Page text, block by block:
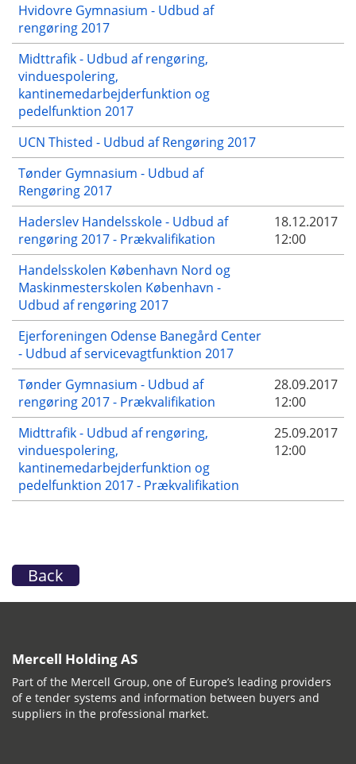
Hvidovre Gymnasium - Udbud af
rengøring 2017
Midttrafik - Udbud af rengøring,
vinduespolering,
kantinemedarbejderfunktion og
pedelfunktion 2017
UCN Thisted - Udbud af Rengøring 2017
Tønder Gymnasium - Udbud af
Rengøring 2017
Haderslev Handelsskole - Udbud af
rengøring 2017 - Prækvalifikation
18.12.2017
12:00
Handelsskolen København Nord og
Maskinmesterskolen København -
Udbud af rengøring 2017
Ejerforeningen Odense Banegård Center
- Udbud af servicevagtfunktion 2017
Tønder Gymnasium - Udbud af
rengøring 2017 - Prækvalifikation
28.09.2017
12:00
Midttrafik - Udbud af rengøring,
vinduespolering,
kantinemedarbejderfunktion og
pedelfunktion 2017 - Prækvalifikation
25.09.2017
12:00
Back
Mercell Holding AS
Part of the Mercell Group, one of Europe’s leading providers
of e tender systems and information between buyers and
suppliers in the professional market.